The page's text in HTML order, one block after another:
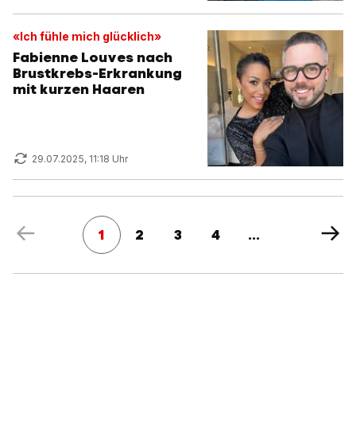
«Ich fühle mich glücklich»
Fabienne Louves nach
Brustkrebs-Erkrankung
mit kurzen Haaren
29.07.2025, 11:18 Uhr
1 2 3 4 ...